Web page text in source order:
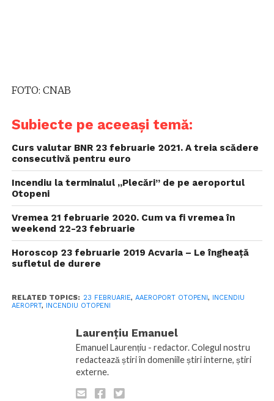
FOTO: CNAB
Subiecte pe aceeași temă:
Curs valutar BNR 23 februarie 2021. A treia scădere
consecutivă pentru euro
Incendiu la terminalul „Plecări” de pe aeroportul
Otopeni
Vremea 21 februarie 2020. Cum va fi vremea în
weekend 22-23 februarie
Horoscop 23 februarie 2019 Acvaria – Le îngheață
sufletul de durere
RELATED TOPICS: 23 FEBRUARIE, AAEROPORT OTOPENI, INCENDIU
AEROPRT, INCENDIU OTOPENI
Laurențiu Emanuel
Emanuel Laurențiu - redactor. Colegul nostru
redactează știri în domeniile știri interne, știri
externe.